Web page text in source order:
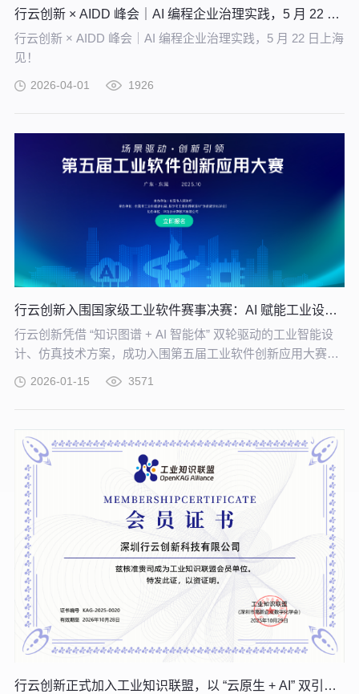
行云创新 × AIDD 峰会｜AI 编程企业治理实践，5 月 22 日上海见！
行云创新 × AIDD 峰会｜AI 编程企业治理实践，5 月 22 日上海
见！
2026-04-01 1926
行云创新入围国家级工业软件赛事决赛：AI 赋能工业设计仿真再进阶
行云创新凭借 “知识图谱 + AI 智能体” 双轮驱动的工业智能设
计、仿真技术方案，成功入围第五届工业软件创新应用大赛决
2026-01-15 3571
行云创新正式加入工业知识联盟，以 “云原生 + AI” 双引擎赋能工业数智化转型